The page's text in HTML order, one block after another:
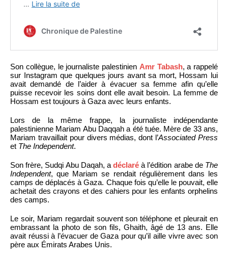
Son collègue, le journaliste palestinien Amr Tabash, a rappelé
sur Instagram que quelques jours avant sa mort, Hossam lui
avait demandé de l’aider à évacuer sa femme afin qu’elle
puisse recevoir les soins dont elle avait besoin. La femme de
Hossam est toujours à Gaza avec leurs enfants.
Lors de la même frappe, la journaliste indépendante
palestinienne Mariam Abu Daqqah a été tuée. Mère de 33 ans,
Mariam travaillait pour divers médias, dont l’Associated Press
et The Independent.
Son frère, Sudqi Abu Daqah, adéclaré à l’édition arabe de The
Independent, que Mariam se rendait régulièrement dans les
camps de déplacés à Gaza. Chaque fois qu’elle le pouvait, elle
achetait des crayons et des cahiers pour les enfants orphelins
des camps.
Le soir, Mariam regardait souvent son téléphone et pleurait en
embrassant la photo de son fils, Ghaith, âgé de 13 ans. Elle
avait réussi à l’évacuer de Gaza pour qu’il aille vivre avec son
père aux Émirats Arabes Unis.